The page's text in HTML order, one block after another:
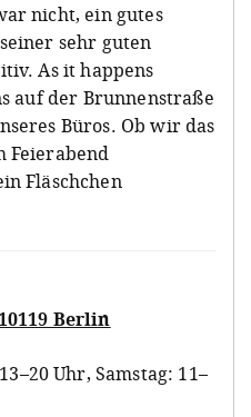
nicht, ein gutes
sehr guten
As it happens
auf der Brunnenstraße
Büros. Ob wir das
Feierabend
Fläschchen
Berlin
Uhr, Samstag: 11–